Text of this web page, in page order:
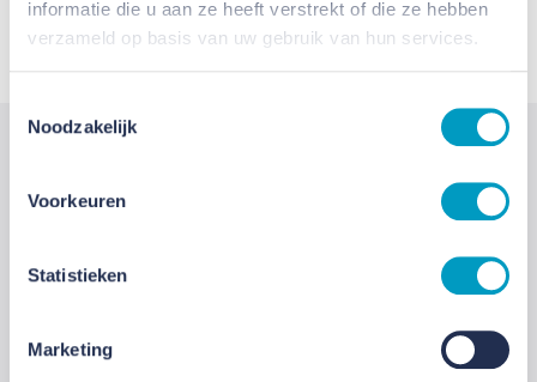
informatie die u aan ze heeft verstrekt of die ze hebben
verzameld op basis van uw gebruik van hun services.
Noodzakelijk
Voorkeuren
Statistieken
Marketing
Recruiter